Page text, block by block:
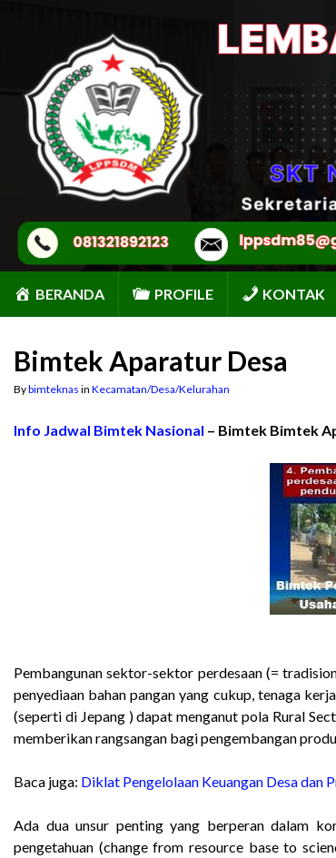
BERANDA PROFILE KONTAK
Bimtek Aparatur Desa
Bybimteknas in Kecamatan/Desa/Kelurahan
Info Jadwal Bimtek Nasional – Bimtek Bimtek
Pembangunan sektor-sektor perdesaan (=
penyediaan bahan pangan yang cukup, tenaga
(seperti di Jepang ) dapat menganut pola Rural
memberikan rangsangan bagi pengembangan
Baca juga: Diklat Pengelolaan Keuangan Desa dan
Ada dua unsur penting yang berperan dalam
pengetahuan (change from resource base to